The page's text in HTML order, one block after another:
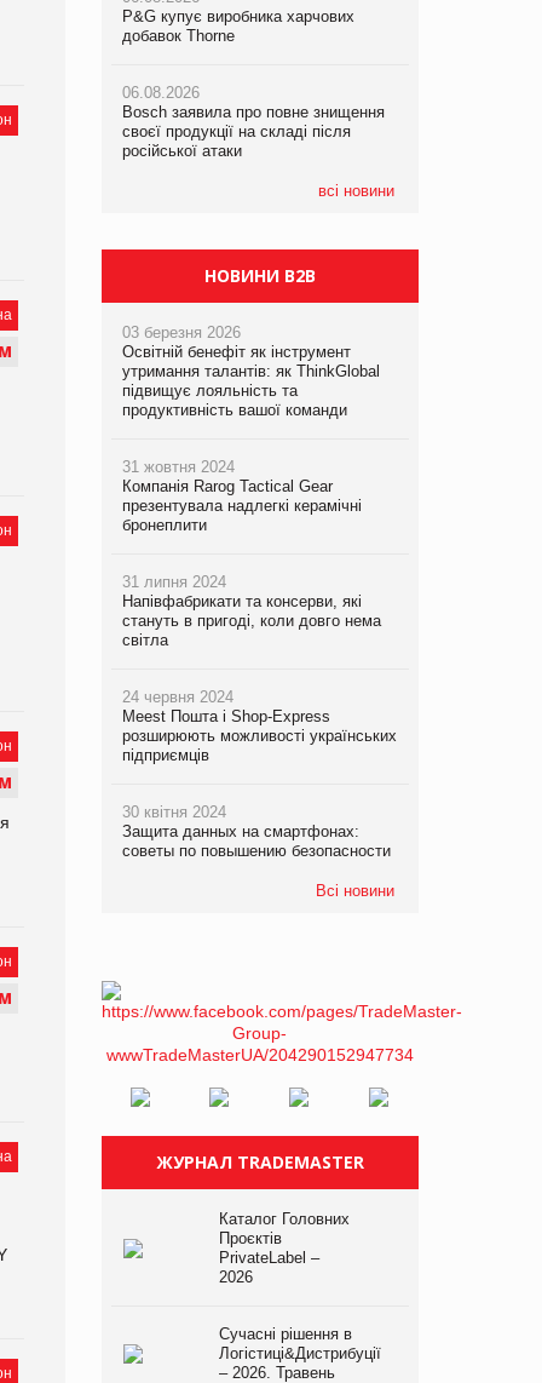
М
М
М
P&G купує виробника харчових
добавок Thorne
06.08.2026
Bosch заявила про повне знищення
своєї продукції на складі після
російської атаки
всі новини
P&G купує виробника харчових
добавок Thorne
06.08.2026
Bosch заявила про повне знищення
своєї продукції на складі після
російської атаки
P&G купує виробника харчових
добавок Thorne
06.08.2026
Bosch заявила про повне знищення
своєї продукції на складі після
російської атаки
НОВИНИ B2B
03 березня 2026
Освітній бенефіт як інструмент
утримання талантів: як ThinkGlobal
підвищує лояльність та
продуктивність вашої команди
31 жовтня 2024
Компанія Rarog Tactical Gear
презентувала надлегкі керамічні
бронеплити
31 липня 2024
Напівфабрикати та консерви, які
стануть в пригоді, коли довго нема
світла
24 червня 2024
Meest Пошта і Shop-Express
розширюють можливості українських
підприємців
30 квітня 2024
Защита данных на смартфонах:
советы по повышению безопасности
Всі новини
ЖУРНАЛ TRADEMASTER
Каталог Головних
Проєктів
PrivateLabel –
2026
Сучасні рішення в
Логістиці&Дистрибуції
– 2026. Травень